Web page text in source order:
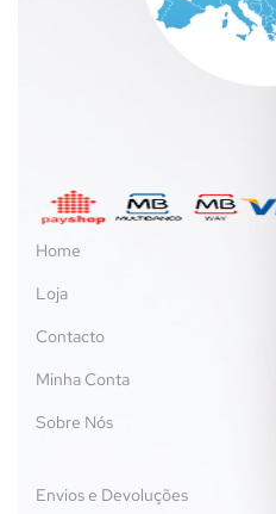
Home
Loja
Contacto
Minha Conta
Sobre Nós
Envios e Devoluções